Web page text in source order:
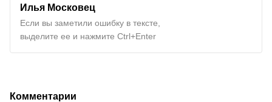
Илья Московец
Если вы заметили ошибку в тексте,
выделите ее и нажмите Ctrl+Enter
Комментарии